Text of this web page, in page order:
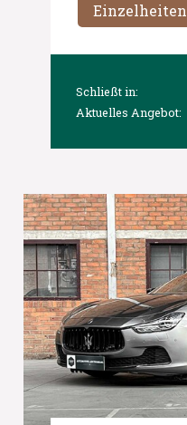
Einzelheiten
Schließt in:
Aktuelles Angebot: